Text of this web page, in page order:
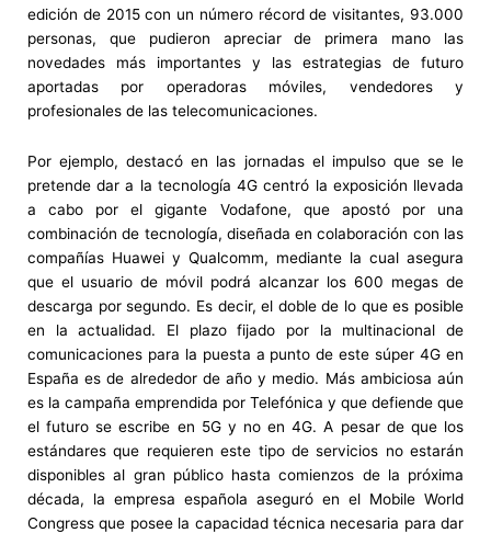
edición de 2015 con un número récord de visitantes, 93.000
personas, que pudieron apreciar de primera mano las
novedades más importantes y las estrategias de futuro
aportadas por operadoras móviles, vendedores y
profesionales de las telecomunicaciones.
Por ejemplo, destacó en las jornadas el impulso que se le
pretende dar a la tecnología 4G centró la exposición llevada
a cabo por el gigante Vodafone, que apostó por una
combinación de tecnología, diseñada en colaboración con las
compañías Huawei y Qualcomm, mediante la cual asegura
que el usuario de móvil podrá alcanzar los 600 megas de
descarga por segundo. Es decir, el doble de lo que es posible
en la actualidad. El plazo fijado por la multinacional de
comunicaciones para la puesta a punto de este súper 4G en
España es de alrededor de año y medio. Más ambiciosa aún
es la campaña emprendida por Telefónica y que defiende que
el futuro se escribe en 5G y no en 4G. A pesar de que los
estándares que requieren este tipo de servicios no estarán
disponibles al gran público hasta comienzos de la próxima
década, la empresa española aseguró en el Mobile World
Congress que posee la capacidad técnica necesaria para dar